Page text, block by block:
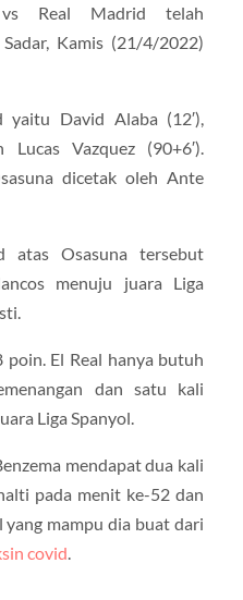
vs Real Madrid telah
Kamis (21/4/2022)
yaitu David Alaba (12′),
Vazquez (90+6′).
dicetak oleh Ante
atas Osasuna tersebut
menuju juara Liga
poin. El Real hanya butuh
dan satu kali
Liga Spanyol.
mendapat dua kali
pada menit ke-52 dan
yang mampu dia buat dari
covid.